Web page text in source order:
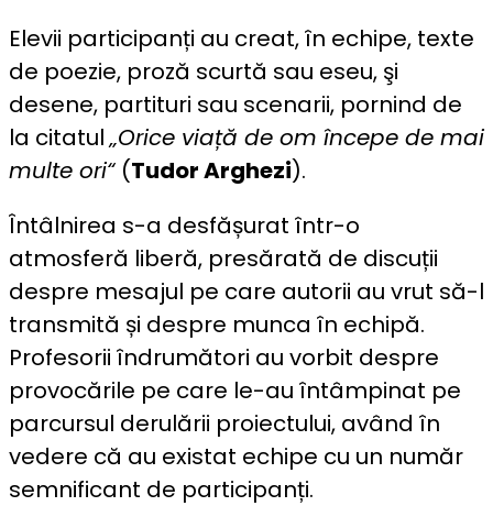
Elevii participanți au creat, în echipe, texte
de poezie, proză scurtă sau eseu, şi
desene, partituri sau scenarii, pornind de
la citatul„Orice viață de om începe de mai
multe ori“ (Tudor Arghezi).
Întâlnirea s-a desfășurat într-o
atmosferă liberă, presărată de discuții
despre mesajul pe care autorii au vrut să-l
transmită și despre munca în echipă.
Profesorii îndrumători au vorbit despre
provocările pe care le-au întâmpinat pe
parcursul derulării proiectului, având în
vedere că au existat echipe cu un număr
semnificant de participanți.